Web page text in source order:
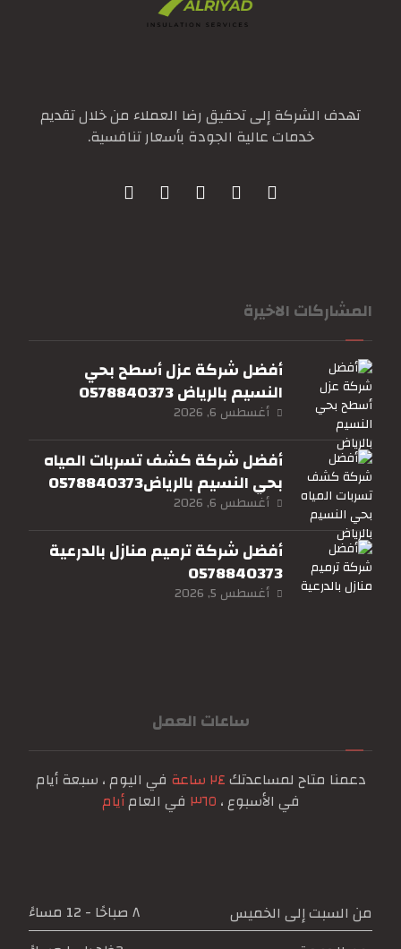
تهدف الشركة إلى تحقيق رضا العملاء من خلال تقديم
خدمات عالية الجودة بأسعار تنافسية.
المشاركات الاخيرة
أفضل شركة عزل أسطح بحي
النسيم بالرياض 0578840373
أغسطس 6, 2026
أفضل شركة كشف تسربات المياه
بحي النسيم بالرياض0578840373
أغسطس 6, 2026
أفضل شركة ترميم منازل بالدرعية
0578840373
أغسطس 5, 2026
ساعات العمل
دعمنا متاح لمساعدتك٢٤ ساعة
في اليوم ، سبعة أيام
في الأسبوع ، ٣٦٥ في العامأيام
من السبت إلى الخميس
٨ صباحًا - 12 مساءً